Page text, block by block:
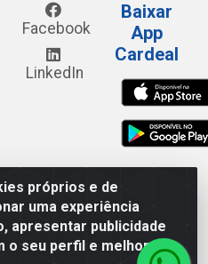
próprios e de
uma experiência
apresentar publicidade
o seu perfil e melhorar a
Facebook
LinkedIn
Baixar
App
Cardeal
Alto do Moura, 582 - Alto
- CEP 55.040-120 - CNPJ
0001-62